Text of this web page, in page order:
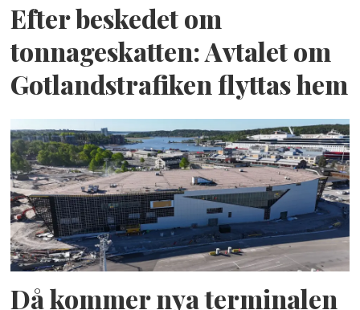
Efter beskedet om
tonnageskatten: Avtalet om
Gotlandstrafiken flyttas hem
Då kommer nya terminalen